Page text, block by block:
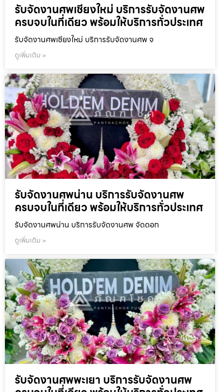
รับจัดงานศพเชียงใหม่ บริการรับจัดงานศพ
ครบจบในที่เดียว พร้อมให้บริการทั่วประเทศ
รับจัดงานศพเชียงใหม่ บริการรับจัดงานศพ จ
ดูเพิ่มเติม »
รับจัดงานศพน่าน บริการรับจัดงานศพ
ครบจบในที่เดียว พร้อมให้บริการทั่วประเทศ
รับจัดงานศพน่าน บริการรับจัดงานศพ จัดดอก
ดูเพิ่มเติม »
รับจัดงานศพพะเยา บริการรับจัดงานศพ